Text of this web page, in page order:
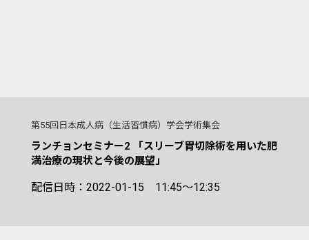
第55回日本成人病（生活習慣病）学会学術集会
ランチョンセミナー2 「スリーブ胃切除術を用いた肥
満治療の現状と今後の展望」
配信日時：2022-01-15 11:45～12:35